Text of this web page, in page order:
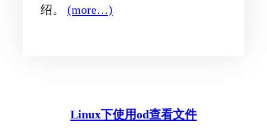
绍。 (more…)
Linux下使用od查看文件